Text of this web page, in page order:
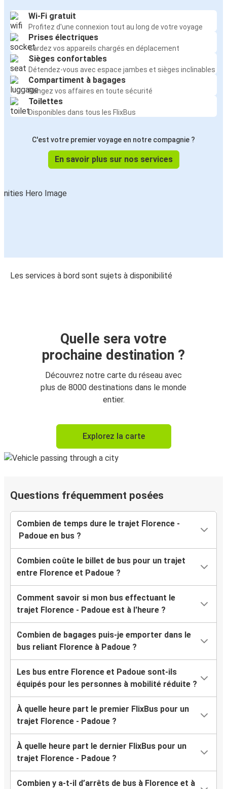
Wi-Fi gratuit
Profitez d'une connexion tout au long de votre voyage
Prises électriques
Gardez vos appareils chargés en déplacement
Sièges confortables
Détendez-vous avec espace jambes et sièges inclinables
Compartiment à bagages
Rangez vos affaires en toute sécurité
Toilettes
Disponibles dans tous les FlixBus
C'est votre premier voyage en notre compagnie ?
En savoir plus sur nos services
Les services à bord sont sujets à disponibilité
Quelle sera votre
prochaine destination ?
Découvrez notre carte du réseau avec
plus de 8000 destinations dans le monde
entier.
Explorez la carte
Questions fréquemment posées
Combien de temps dure le trajet Florence -
Padoue en bus ?
Combien coûte le billet de bus pour un trajet
entre Florence et Padoue ?
Comment savoir si mon bus effectuant le
trajet Florence - Padoue est à l'heure ?
Combien de bagages puis-je emporter dans le
bus reliant Florence à Padoue ?
Les bus entre Florence et Padoue sont-ils
équipés pour les personnes à mobilité réduite ?
À quelle heure part le premier FlixBus pour un
trajet Florence - Padoue ?
À quelle heure part le dernier FlixBus pour un
trajet Florence - Padoue ?
Combien y a-t-il d’arrêts de bus à Florence et à